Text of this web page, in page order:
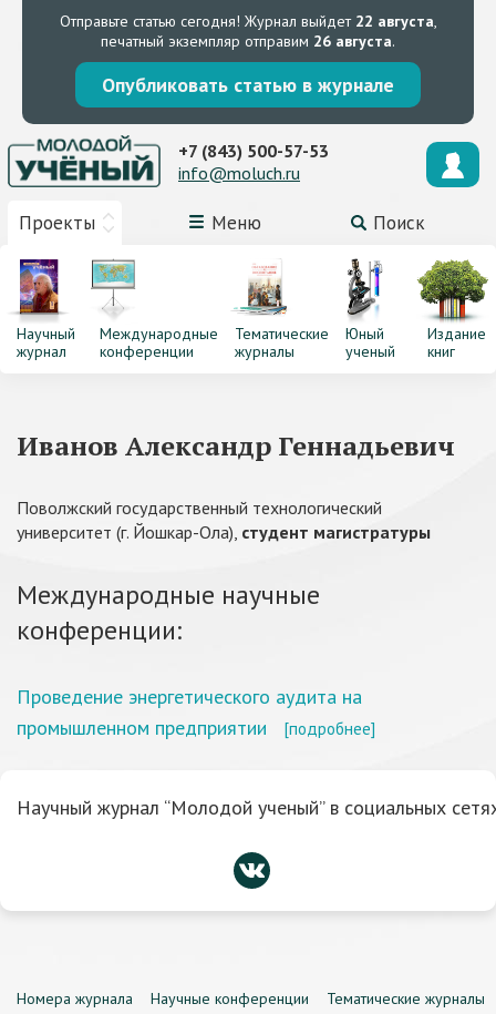
Отправьте статью сегодня! Журнал выйдет 22 августа,
печатный экземпляр отправим 26 августа.
Опубликовать статью в журнале
Проекты Меню Поиск
+7 (843) 500-57-53
info@moluch.ru
Научный
журнал
Международные
конференции
Тематические
журналы
Юный
ученый
Издание
книг
Иванов Александр Геннадьевич
Поволжский государственный технологический
университет (г. Йошкар-Ола), студент магистратуры
Международные научные
конференции:
Проведение энергетического аудита на
промышленном предприятии
[подробнее]
Научный журнал “Молодой ученый” в социальных
Номера журнала Научные конференции
Тематические журналы